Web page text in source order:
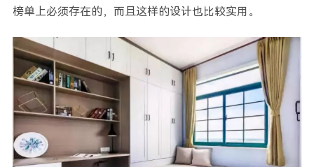
榜单上必须存在的，而且这样的设计也比较实用。